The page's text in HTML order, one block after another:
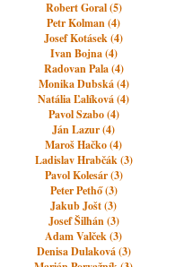
Robert Goral (5)
Petr Kolman (4)
Josef Kotásek (4)
Ivan Bojna (4)
Radovan Pala (4)
Monika Dubská (4)
Natália Ľalíková (4)
Pavol Szabo (4)
Ján Lazur (4)
Maroš Hačko (4)
Ladislav Hrabčák (3)
Pavol Kolesár (3)
Peter Pethő (3)
Jakub Jošt (3)
Josef Šilhán (3)
Adam Valček (3)
Denisa Dulaková (3)